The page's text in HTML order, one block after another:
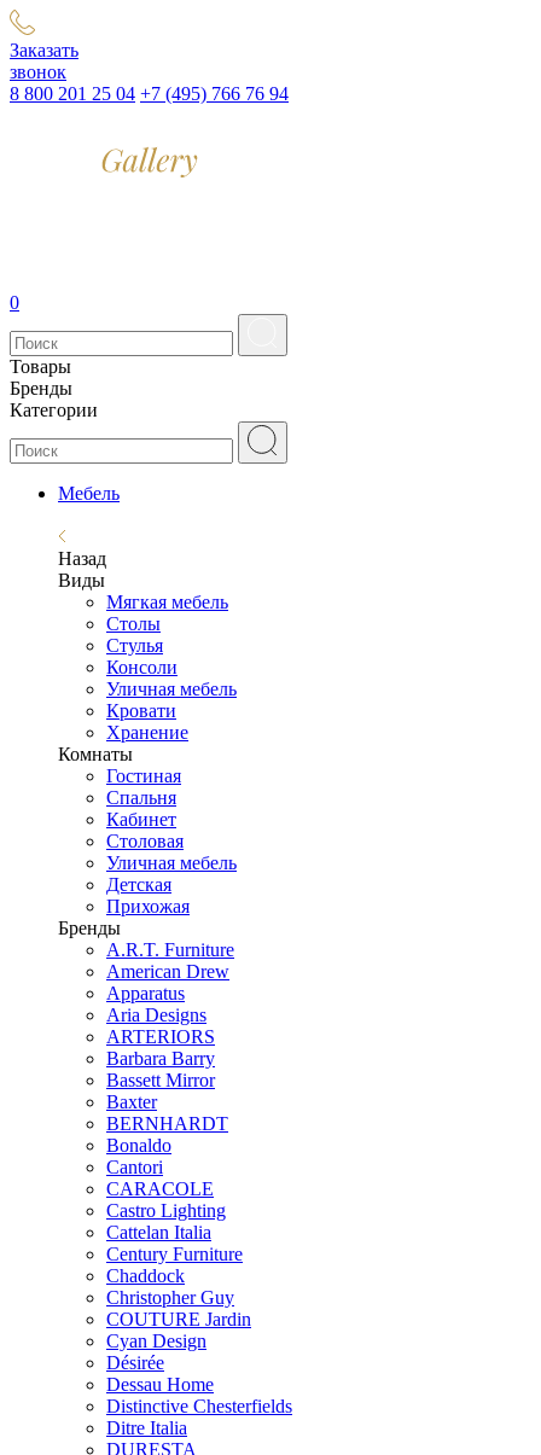
Заказать
звонок
8 800 201 25 04 +7 (495) 766 76 94
0
Товары
Бренды
Категории
Мебель
Назад
Виды
Мягкая мебель
Столы
Стулья
Консоли
Уличная мебель
Кровати
Хранение
Комнаты
Гостиная
Спальня
Кабинет
Столовая
Уличная мебель
Детская
Прихожая
Бренды
A.R.T. Furniture
American Drew
Apparatus
Aria Designs
ARTERIORS
Barbara Barry
Bassett Mirror
Baxter
BERNHARDT
Bonaldo
Cantori
CARACOLE
Castro Lighting
Cattelan Italia
Century Furniture
Chaddock
Christopher Guy
COUTURE Jardin
Cyan Design
Désirée
Dessau Home
Distinctive Chesterfields
Ditre Italia
DURESTA